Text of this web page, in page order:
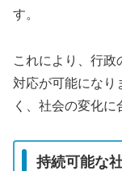
す。
これにより、行政
対応が可能になり
く、社会の変化に
持続可能な